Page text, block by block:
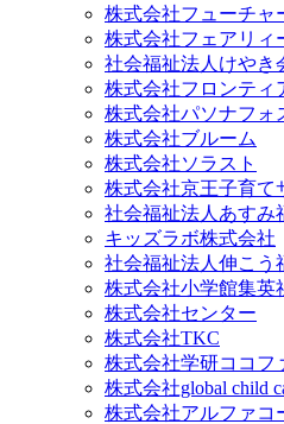
株式会社フューチャ
株式会社フェアリィ
社会福祉法人けやき
株式会社フロンティ
株式会社パソナフォ
株式会社ブルーム
株式会社ソラスト
株式会社京王子育て
社会福祉法人あすみ
キッズラボ株式会社
社会福祉法人伸こう
株式会社小学館集英
株式会社センター
株式会社TKC
株式会社学研ココフ
株式会社global child
株式会社アルファコ